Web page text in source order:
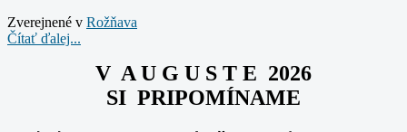
Zverejnené v Rožňava
Čítať ďalej...
V A U G U S T E 2026
SI PRIPOMÍNAME